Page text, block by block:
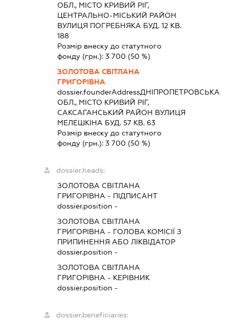
ОБЛ., МІСТО КРИВИЙ РІГ,
ЦЕНТРАЛЬНО-МІСЬКИЙ РАЙОН
ВУЛИЦЯ ПОГРЕБНЯКА БУД. 12 КВ.
188
Розмір внеску до статутного
фонду (грн.):3 700 (50 %)
ЗОЛОТОВА СВІТЛАНА
ГРИГОРІВНА
dossier.founderAddressДНІПРОПЕТРОВСЬКА
ОБЛ., МІСТО КРИВИЙ РІГ,
САКСАГАНСЬКИЙ РАЙОН ВУЛИЦЯ
МЕЛЕШКІНА БУД. 57 КВ. 63
Розмір внеску до статутного
фонду (грн.):3 700 (50 %)
dossier.heads:
ЗОЛОТОВА СВІТЛАНА
ГРИГОРІВНА - ПІДПИСАНТ
dossier.position -
ЗОЛОТОВА СВІТЛАНА
ГРИГОРІВНА - ГОЛОВА КОМІСІЇ З
ПРИПИНЕННЯ АБО ЛІКВІДАТОР
dossier.position -
ЗОЛОТОВА СВІТЛАНА
ГРИГОРІВНА - КЕРІВНИК
dossier.position -
dossier.beneficiaries: